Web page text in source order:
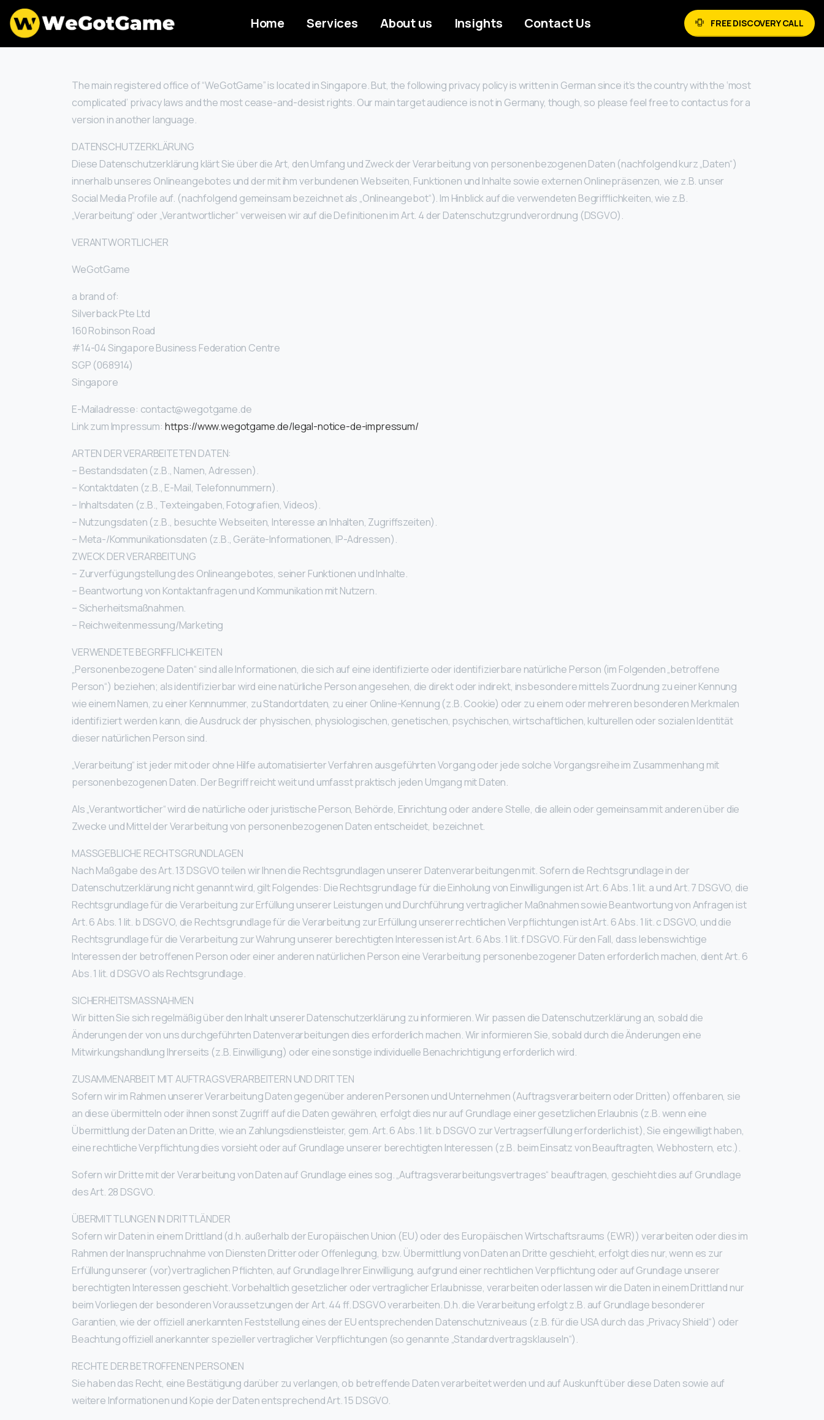
Home Services About us Insights Contact Us FREE DISCOVERY CALL
The main registered office of “WeGotGame” is located in Singapore. But, the following privacy policy is written in German since it’s the country with the ‘most
complicated’ privacy laws and the most cease-and-desist rights. Our main target audience is not in Germany, though, so please feel free to contact us for a
version in another language.
DATENSCHUTZERKLÄRUNG
Diese Datenschutzerklärung klärt Sie über die Art, den Umfang und Zweck der Verarbeitung von personenbezogenen Daten (nachfolgend kurz „Daten“)
innerhalb unseres Onlineangebotes und der mit ihm verbundenen Webseiten, Funktionen und Inhalte sowie externen Onlinepräsenzen, wie z.B. unser
Social Media Profile auf. (nachfolgend gemeinsam bezeichnet als „Onlineangebot“). Im Hinblick auf die verwendeten Begrifflichkeiten, wie z.B.
„Verarbeitung“ oder „Verantwortlicher“ verweisen wir auf die Definitionen im Art. 4 der Datenschutzgrundverordnung (DSGVO).
VERANTWORTLICHER
WeGotGame
a brand of:
Silverback Pte Ltd
160 Robinson Road
#14-04 Singapore Business Federation Centre
SGP (068914)
Singapore
E-Mailadresse: contact@wegotgame.de
Link zum Impressum: https://www.wegotgame.de/legal-notice-de-impressum/
ARTEN DER VERARBEITETEN DATEN:
– Bestandsdaten (z.B., Namen, Adressen).
– Kontaktdaten (z.B., E-Mail, Telefonnummern).
– Inhaltsdaten (z.B., Texteingaben, Fotografien, Videos).
– Nutzungsdaten (z.B., besuchte Webseiten, Interesse an Inhalten, Zugriffszeiten).
– Meta-/Kommunikationsdaten (z.B., Geräte-Informationen, IP-Adressen).
ZWECK DER VERARBEITUNG
– Zurverfügungstellung des Onlineangebotes, seiner Funktionen und Inhalte.
– Beantwortung von Kontaktanfragen und Kommunikation mit Nutzern.
– Sicherheitsmaßnahmen.
– Reichweitenmessung/Marketing
VERWENDETE BEGRIFFLICHKEITEN
„Personenbezogene Daten“ sind alle Informationen, die sich auf eine identifizierte oder identifizierbare natürliche Person (im Folgenden „betroffene
Person“) beziehen; als identifizierbar wird eine natürliche Person angesehen, die direkt oder indirekt, insbesondere mittels Zuordnung zu einer Kennung
wie einem Namen, zu einer Kennnummer, zu Standortdaten, zu einer Online-Kennung (z.B. Cookie) oder zu einem oder mehreren besonderen Merkmalen
identifiziert werden kann, die Ausdruck der physischen, physiologischen, genetischen, psychischen, wirtschaftlichen, kulturellen oder sozialen Identität
dieser natürlichen Person sind.
„Verarbeitung“ ist jeder mit oder ohne Hilfe automatisierter Verfahren ausgeführten Vorgang oder jede solche Vorgangsreihe im Zusammenhang mit
personenbezogenen Daten. Der Begriff reicht weit und umfasst praktisch jeden Umgang mit Daten.
Als „Verantwortlicher“ wird die natürliche oder juristische Person, Behörde, Einrichtung oder andere Stelle, die allein oder gemeinsam mit anderen über die
Zwecke und Mittel der Verarbeitung von personenbezogenen Daten entscheidet, bezeichnet.
MASSGEBLICHE RECHTSGRUNDLAGEN
Nach Maßgabe des Art. 13 DSGVO teilen wir Ihnen die Rechtsgrundlagen unserer Datenverarbeitungen mit. Sofern die Rechtsgrundlage in der
Datenschutzerklärung nicht genannt wird, gilt Folgendes: Die Rechtsgrundlage für die Einholung von Einwilligungen ist Art. 6 Abs. 1 lit. a und Art. 7 DSGVO, die
Rechtsgrundlage für die Verarbeitung zur Erfüllung unserer Leistungen und Durchführung vertraglicher Maßnahmen sowie Beantwortung von Anfragen ist
Art. 6 Abs. 1 lit. b DSGVO, die Rechtsgrundlage für die Verarbeitung zur Erfüllung unserer rechtlichen Verpflichtungen ist Art. 6 Abs. 1 lit. c DSGVO, und die
Rechtsgrundlage für die Verarbeitung zur Wahrung unserer berechtigten Interessen ist Art. 6 Abs. 1 lit. f DSGVO. Für den Fall, dass lebenswichtige
Interessen der betroffenen Person oder einer anderen natürlichen Person eine Verarbeitung personenbezogener Daten erforderlich machen, dient Art. 6
Abs. 1 lit. d DSGVO als Rechtsgrundlage.
SICHERHEITSMASSNAHMEN
Wir bitten Sie sich regelmäßig über den Inhalt unserer Datenschutzerklärung zu informieren. Wir passen die Datenschutzerklärung an, sobald die
Änderungen der von uns durchgeführten Datenverarbeitungen dies erforderlich machen. Wir informieren Sie, sobald durch die Änderungen eine
Mitwirkungshandlung Ihrerseits (z.B. Einwilligung) oder eine sonstige individuelle Benachrichtigung erforderlich wird.
ZUSAMMENARBEIT MIT AUFTRAGSVERARBEITERN UND DRITTEN
Sofern wir im Rahmen unserer Verarbeitung Daten gegenüber anderen Personen und Unternehmen (Auftragsverarbeitern oder Dritten) offenbaren, sie
an diese übermitteln oder ihnen sonst Zugriff auf die Daten gewähren, erfolgt dies nur auf Grundlage einer gesetzlichen Erlaubnis (z.B. wenn eine
Übermittlung der Daten an Dritte, wie an Zahlungsdienstleister, gem. Art. 6 Abs. 1 lit. b DSGVO zur Vertragserfüllung erforderlich ist), Sie eingewilligt haben,
eine rechtliche Verpflichtung dies vorsieht oder auf Grundlage unserer berechtigten Interessen (z.B. beim Einsatz von Beauftragten, Webhostern, etc.).
Sofern wir Dritte mit der Verarbeitung von Daten auf Grundlage eines sog. „Auftragsverarbeitungsvertrages“ beauftragen, geschieht dies auf Grundlage
des Art. 28 DSGVO.
ÜBERMITTLUNGEN IN DRITTLÄNDER
Sofern wir Daten in einem Drittland (d.h. außerhalb der Europäischen Union (EU) oder des Europäischen Wirtschaftsraums (EWR)) verarbeiten oder dies im
Rahmen der Inanspruchnahme von Diensten Dritter oder Offenlegung, bzw. Übermittlung von Daten an Dritte geschieht, erfolgt dies nur, wenn es zur
Erfüllung unserer (vor)vertraglichen Pflichten, auf Grundlage Ihrer Einwilligung, aufgrund einer rechtlichen Verpflichtung oder auf Grundlage unserer
berechtigten Interessen geschieht. Vorbehaltlich gesetzlicher oder vertraglicher Erlaubnisse, verarbeiten oder lassen wir die Daten in einem Drittland nur
beim Vorliegen der besonderen Voraussetzungen der Art. 44 ff. DSGVO verarbeiten. D.h. die Verarbeitung erfolgt z.B. auf Grundlage besonderer
Garantien, wie der offiziell anerkannten Feststellung eines der EU entsprechenden Datenschutzniveaus (z.B. für die USA durch das „Privacy Shield“) oder
Beachtung offiziell anerkannter spezieller vertraglicher Verpflichtungen (so genannte „Standardvertragsklauseln“).
RECHTE DER BETROFFENEN PERSONEN
Sie haben das Recht, eine Bestätigung darüber zu verlangen, ob betreffende Daten verarbeitet werden und auf Auskunft über diese Daten sowie auf
weitere Informationen und Kopie der Daten entsprechend Art. 15 DSGVO.